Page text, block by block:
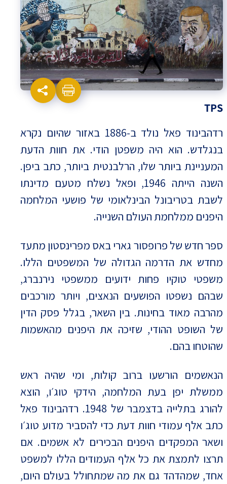
TPS
רדהבינוד פאל נולד ב-1886 באזור שהיום נקרא
בנגלדש. הוא היה משפטן הודי. את חוות הדעת
המעניינת ביותר שלו, הרלבנטית ביותר, כתב ביפן.
השנה הייתה 1946, ופאל נשלח מטעם מדינתו
לשבת בטריבונל הבינלאומי של פושעי המלחמה
היפנים ממלחמת העולם השנייה.
ספר חדש של פרופסור גארי באס מפרינסטון מתעד
מחדש את הדרמה הגדולה של המשפטים הללו.
משפטי טוקיו פחות ידועים ממשפטי נירנברג,
שבהם נשפטו הפושעים הנאצים, ויותר מורכבים
מהרבה מאוד בחינות. בין השאר, בגלל פסק הדין
של השופט ההודי, שזיכה את היפנים מהאשמות
שהוטחו בהם.
הנאשמים הורשעו ברוב קולות, ומי שהיה ראש
ממשלת יפן בעת המלחמה, הידקי טוג׳ו, הוצא
להורג בתלייה בדצמבר של 1948. רדהבינוד פאל
כתב אלף עמודי חוות דעת כדי להסביר מדוע טוג׳ו
ושאר המפקדים היפנים הבכירים לא אשמים. אם
תרצו לתמצת את כל אלף העמודים הללו למשפט
אחד, שמהדהד גם את מה שמתחולל בעולם היום,